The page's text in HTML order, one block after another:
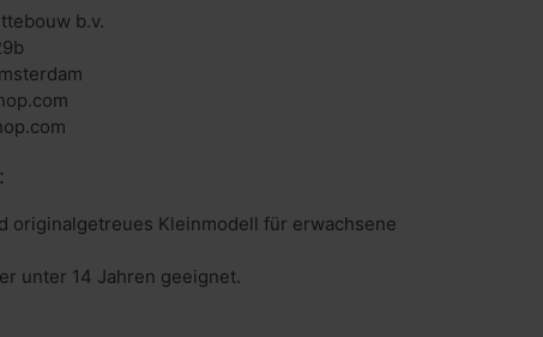
b.v.
originalgetreues Kleinmodell für erwachsene
unter 14 Jahren geeignet.